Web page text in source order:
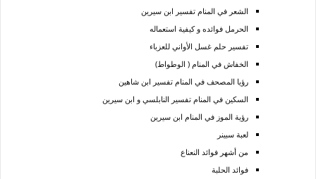
الشعر في المنام تفسير ابن سيرين
الحرمل فوائده و كيفية استعماله
تفسير حلم غسل الأواني للعزباء
الخفاش في المنام ( الوطواط)
رؤيا المصحف في المنام تفسير ابن شاهين
السكين في المنام تفسير النابلسي و ابن سيرين
رؤية الموز في المنام ابن سيرين
لعبة سبينر
من أشهر فوائد النعناع
فوائد الحلبة